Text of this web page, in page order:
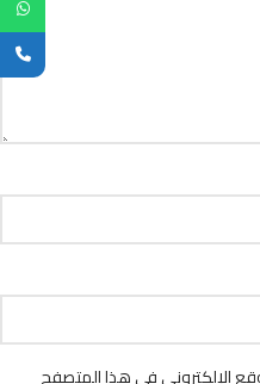
الإلكتروني في هذا المتصفح